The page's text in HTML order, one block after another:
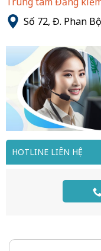
Số 72, Đ. Phan
HOTLINE LIÊN HỆ